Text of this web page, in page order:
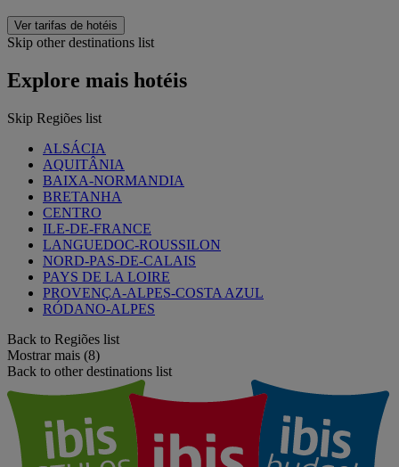
Ver tarifas de hotéis
Skip other destinations list
Explore mais hotéis
Skip Regiões list
ALSÁCIA
AQUITÂNIA
BAIXA-NORMANDIA
BRETANHA
CENTRO
ILE-DE-FRANCE
LANGUEDOC-ROUSSILON
NORD-PAS-DE-CALAIS
PAYS DE LA LOIRE
PROVENÇA-ALPES-COSTA AZUL
RÓDANO-ALPES
Back to Regiões list
Mostrar mais (8)
Back to other destinations list